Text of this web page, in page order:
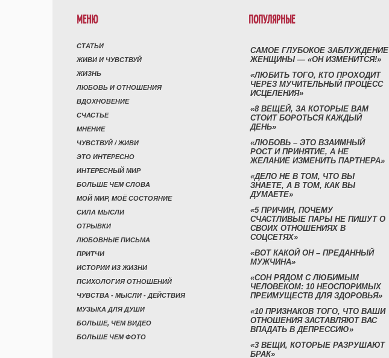
МЕНЮ
СТАТЬИ
ЖИВИ И ЧУВСТВУЙ
ЖИЗНЬ
ЛЮБОВЬ И ОТНОШЕНИЯ
ВДОХНОВЕНИЕ
СЧАСТЬЕ
МНЕНИЕ
ЧУВСТВУЙ / ЖИВИ
ЭТО ИНТЕРЕСНО
ИНТЕРЕСНЫЙ МИР
БОЛЬШЕ ЧЕМ СЛОВА
МОЙ МИР, МОЁ СОСТОЯНИЕ
СИЛА МЫСЛИ
ОТРЫВКИ
ЛЮБОВНЫЕ ПИСЬМА
ПРИТЧИ
ИСТОРИИ ИЗ ЖИЗНИ
ПСИХОЛОГИЯ ОТНОШЕНИЙ
ЧУВСТВА - МЫСЛИ - ДЕЙСТВИЯ
МУЗЫКА ДЛЯ ДУШИ
БОЛЬШЕ, ЧЕМ ВИДЕО
БОЛЬШЕ ЧЕМ ФОТО
ПОПУЛЯРНЫЕ
САМОЕ ГЛУБОКОЕ ЗАБЛУЖДЕНИЕ
ЖЕНЩИНЫ — «ОН ИЗМЕНИТСЯ!»
«ЛЮБИТЬ ТОГО, КТО ПРОХОДИТ
ЧЕРЕЗ МУЧИТЕЛЬНЫЙ ПРОЦЕСС
ИСЦЕЛЕНИЯ»
«8 ВЕЩЕЙ, ЗА КОТОРЫЕ ВАМ
СТОИТ БОРОТЬСЯ КАЖДЫЙ
ДЕНЬ»
«ЛЮБОВЬ – ЭТО ВЗАИМНЫЙ
РОСТ И ПРИНЯТИЕ, А НЕ
ЖЕЛАНИЕ ИЗМЕНИТЬ ПАРТНЕРА»
«ДЕЛО НЕ В ТОМ, ЧТО ВЫ
ЗНАЕТЕ, А В ТОМ, КАК ВЫ
ДУМАЕТЕ»
«5 ПРИЧИН, ПОЧЕМУ
СЧАСТЛИВЫЕ ПАРЫ НЕ ПИШУТ О
СВОИХ ОТНОШЕНИЯХ В
СОЦСЕТЯХ»
«ВОТ КАКОЙ ОН – ПРЕДАННЫЙ
МУЖЧИНА»
«СОН РЯДОМ С ЛЮБИМЫМ
ЧЕЛОВЕКОМ: 10 НЕОСПОРИМЫХ
ПРЕИМУЩЕСТВ ДЛЯ ЗДОРОВЬЯ»
«10 ПРИЗНАКОВ ТОГО, ЧТО ВАШИ
ОТНОШЕНИЯ ЗАСТАВЛЯЮТ ВАС
ВПАДАТЬ В ДЕПРЕССИЮ»
«3 ВЕЩИ, КОТОРЫЕ РАЗРУШАЮТ
БРАК»